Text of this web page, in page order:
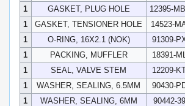
1
GASKET, PLUG HOLE
12395-
1
GASKET, TENSIONER HOLE
14523-
1
O-RING, 16X2.1 (NOK)
91309-
1
PACKING, MUFFLER
18391-
1
SEAL, VALVE STEM
12209-
1
WASHER, SEALING, 6.5MM
90430-
1
WASHER, SEALING, 6MM 90442-